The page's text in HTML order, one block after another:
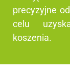
precyzyjne
celu
koszenia.